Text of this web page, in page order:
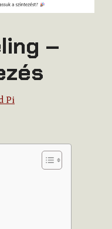
–
Pi